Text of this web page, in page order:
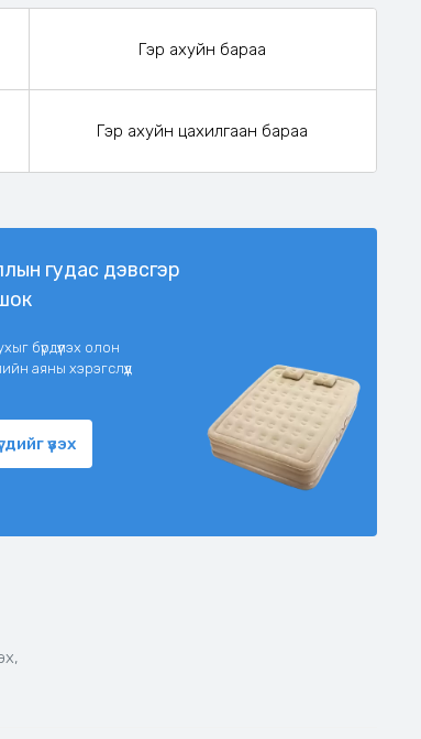
Гэр ахуйн бараа
Гэр ахуйн цахилгаан бараа
гудас дэвсгэр
бүрдүүлэх олон
аяны хэрэгслүүд
үзэх